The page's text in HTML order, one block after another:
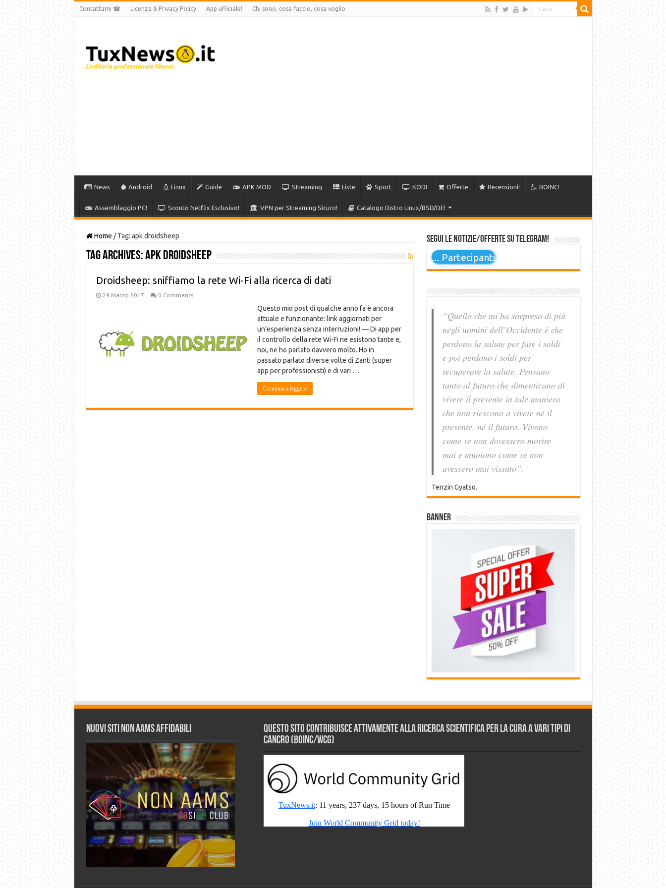
Contattami ☎ Licenza & Privacy Policy App ufficiale! Chi sono, cosa faccio, cosa voglio
News Android Linux Guide APK MOD Streaming Liste Sport KODI Offerte Recensioni! BOINC!
Assemblaggio PC! Sconto Netflix Esclusivo! VPN per Streaming Sicuro! Catalogo Distro Linux/BSD/DE!
Home / Tag: apk droidsheep
Tag Archives:apk droidsheep
Droidsheep: sniffiamo la rete Wi-Fi alla ricerca di dati
29 Marzo 2017 0 Comments
Questo mio post di qualche anno fa è ancora
attuale e funzionante: link aggiornati per
un’esperienza senza interruzioni! — Di app per
il controllo della rete Wi-Fi ne esistono tante e,
noi, ne ho parlato davvero molto. Ho in
passato parlato diverse volte di Zanti (super
app per professionisti) e di vari …
Continua a leggere
Segui le notizie/offerte su Telegram!
... Partecipanti
“Quello che mi ha sorpreso di più
negli uomini dell’Occidente è che
perdono la salute per fare i soldi
e poi perdono i soldi per
recuperare la salute. Pensano
tanto al futuro che dimenticano di
vivere il presente in tale maniera
che non riescono a vivere né il
presente, né il futuro. Vivono
come se non dovessero morire
mai e muoiono come se non
avessero mai vissuto”.
Tenzin Gyatso.
Banner
Nuovi siti non AAMS affidabili
Questo sito contribuisce attivamente alla ricerca scientifica per la cura a vari tipi di
Cancro (BOINC/WCG)